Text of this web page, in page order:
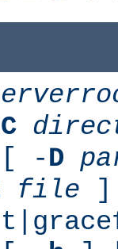
C
-D
file